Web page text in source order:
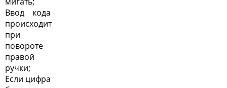
Ввод кода
происходит
при
повороте
правой
ручки;
Если цифра